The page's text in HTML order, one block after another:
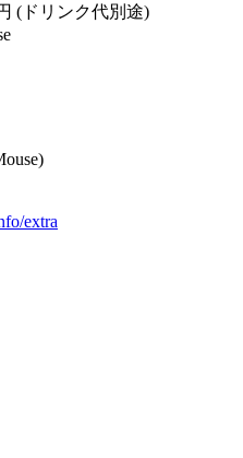
(ドリンク代別途)
extra